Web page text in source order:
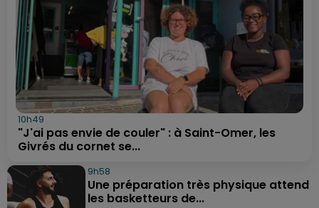
10h49
"J'ai pas envie de couler" : à Saint-Omer, les
Givrés du cornet se...
9h58
Une préparation très physique attend
les basketteurs de...